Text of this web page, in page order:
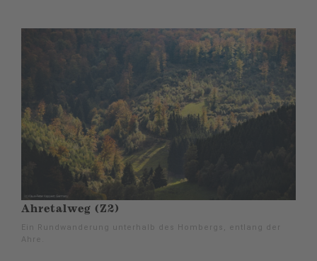
Ahretalweg (Z2)
Ein Rundwanderung unterhalb des Hombergs, entlang der
Ahre.